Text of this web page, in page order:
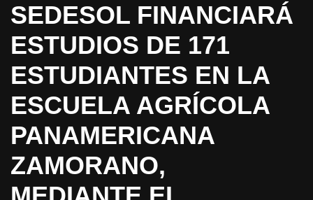
SEDESOL FINANCIARÁ
ESTUDIOS DE 171
ESTUDIANTES EN LA
ESCUELA AGRÍCOLA
PANAMERICANA
ZAMORANO,